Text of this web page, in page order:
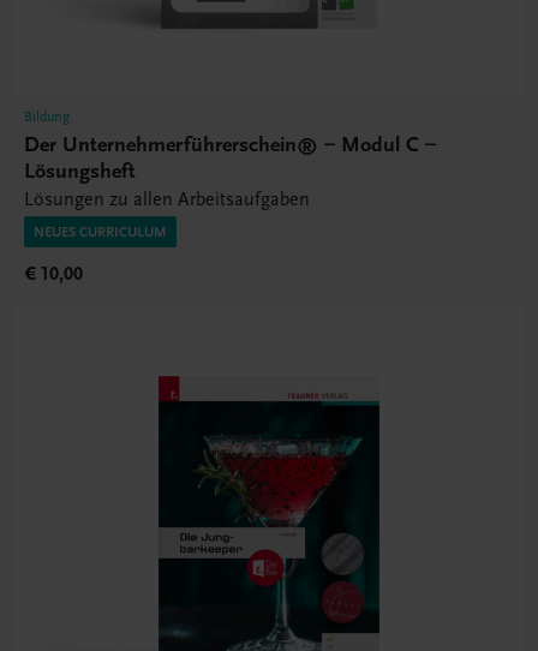
Bildung
Der Unternehmerführerschein® – Modul C –
Lösungsheft
Lösungen zu allen Arbeitsaufgaben
NEUES CURRICULUM
€ 10,00